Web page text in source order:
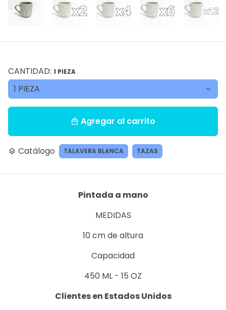
CANTIDAD: 1 PIEZA
local_mall Agregar al carrito
layers Catálogo TALAVERA BLANCA TAZAS
Pintada a mano
MEDIDAS
10 cm de altura
Capacidad
450 ML - 15 OZ
Clientes en Estados Unidos